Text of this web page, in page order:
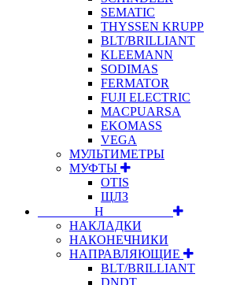
SEMATIC
THYSSEN KRUPP
BLT/BRILLIANT
KLEEMANN
SODIMAS
FERMATOR
FUJI ELECTRIC
MACPUARSA
EKOMASS
VEGA
МУЛЬТИМЕТРЫ
МУФТЫ
OTIS
ЩЛЗ
⠀⠀⠀⠀⠀⠀Н⠀⠀⠀⠀⠀⠀⠀
НАКЛАДКИ
НАКОНЕЧНИКИ
НАПРАВЛЯЮЩИЕ
BLT/BRILLIANT
DNDT